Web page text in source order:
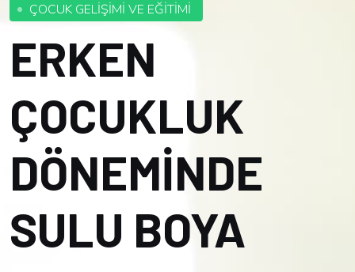
ÇOCUK GELİŞİMİ VE EĞİTİMİ
ERKEN
ÇOCUKLUK
DÖNEMİNDE
SULU BOYA